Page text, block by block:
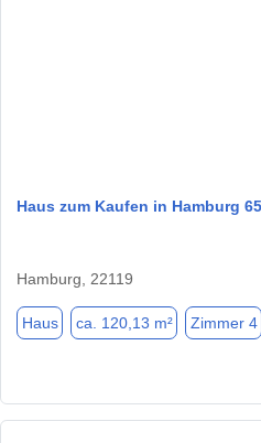
Haus zum Kaufen in Hamburg
Hamburg, 22119
Haus ca. 120,13 m² Zimmer 4